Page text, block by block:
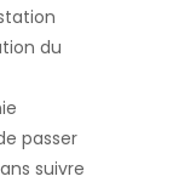
du
passer
suivre